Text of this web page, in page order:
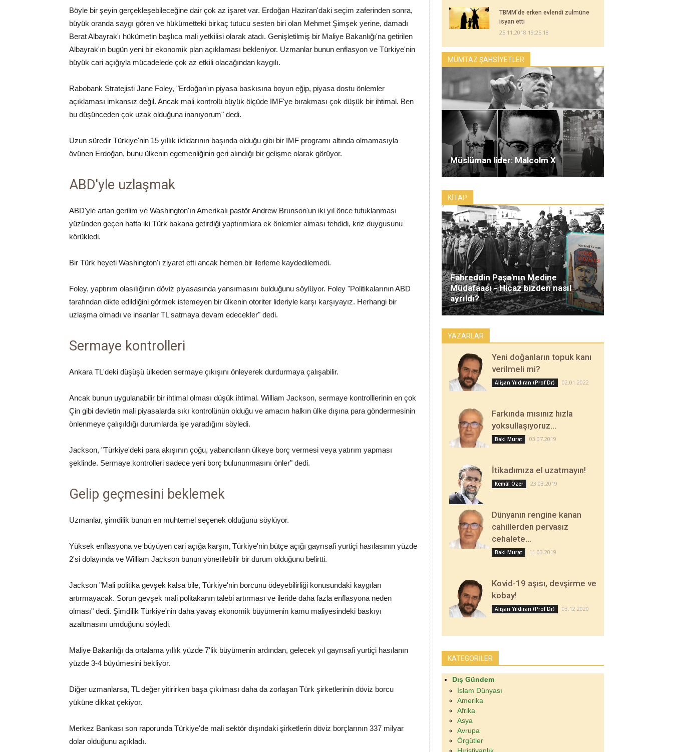
Böyle bir şeyin gerçekleşebileceğine dair çok az işaret var. Erdoğan Haziran'daki seçim zaferinden sonra,
büyük oranda saygı gören ve hükümetteki birkaç tutucu sesten biri olan Mehmet Şimşek yerine, damadı
Berat Albayrak'ı hükümetin başlıca mali yetkilisi olarak atadı. Genişletilmiş bir Maliye Bakanlığı'na getirilen
Albayrak'ın bugün yeni bir ekonomik plan açıklaması bekleniyor. Uzmanlar bunun enflasyon ve Türkiye'nin
büyük cari açığıyla mücadelede çok az etkili olacağından kaygılı.
Rabobank Stratejisti Jane Foley, "Erdoğan'ın piyasa baskısına boyun eğip, piyasa dostu önlemler
açıklaması imkansız değil. Ancak mali kontrolü büyük ölçüde IMF'ye bırakması çok düşük bir ihtimal. Ben
bu düşünceden çok uzak olduğuna inanıyorum" dedi.
Uzun süredir Türkiye'nin 15 yıllık iktidarının başında olduğu gibi bir IMF programı altında olmamasıyla
övünen Erdoğan, bunu ülkenin egemenliğinin geri alındığı bir gelişme olarak görüyor.
ABD'yle uzlaşmak
ABD'yle artan gerilim ve Washington'ın Amerikalı pastör Andrew Brunson'un iki yıl önce tutuklanması
yüzünden geçen hafta iki Türk bakana getirdiği yaptırımlara ek önlemler alması tehdidi, kriz duygusunu
körükledi.
Bir Türk heyeti Washington'ı ziyaret etti ancak hemen bir ilerleme kaydedilemedi.
Foley, yaptırım olasılığının döviz piyasasında yansımasını bulduğunu söylüyor. Foley "Politikalarının ABD
tarafından dikte edildiğini görmek istemeyen bir ülkenin otoriter lideriyle karşı karşıyayız. Herhangi bir
uzlaşma olmadı ve insanlar TL satmaya devam edecekler" dedi.
Sermaye kontrolleri
Ankara TL'deki düşüşü ülkeden sermaye çıkışını önleyerek durdurmaya çalışabilir.
Ancak bunun uygulanabilir bir ihtimal olması düşük ihtimal. William Jackson, sermaye kontrolllerinin en çok
Çin gibi devletin mali piyasalarda sıkı kontrolünün olduğu ve amacın halkın ülke dışına para göndermesinin
önlenmeye çalışıldığı durumlarda işe yaradığını söyledi.
Jackson, "Türkiye'deki para akışının çoğu, yabancıların ülkeye borç vermesi veya yatırım yapması
şeklinde. Sermaye kontrolleri sadece yeni borç bulununmasını önler" dedi.
Gelip geçmesini beklemek
Uzmanlar, şimdilik bunun en muhtemel seçenek olduğunu söylüyor.
Yüksek enflasyona ve büyüyen cari açığa karşın, Türkiye'nin bütçe açığı gayrısafi yurtiçi hasılasının yüzde
2'si dolayında ve William Jackson bunun yönetilebilir bir durum olduğunu belirtti.
Jackson "Mali politika gevşek kalsa bile, Türkiye'nin borcunu ödeyebilirliği konusundaki kaygıları
artırmayacak. Sorun gevşek mali politakanın talebi artırması ve ileride daha fazla enflasyona neden
olması" dedi. Şimdilik Türkiye'nin daha yavaş ekonomik büyümenin kamu maliyesindeki baskıyı
azaltmasını umduğunu söyledi.
Maliye Bakanlığı da ortalama yıllık yüzde 7'lik büyümenin ardından, gelecek yıl gayrısafi yurtiçi hasılanın
yüzde 3-4 büyümesini bekliyor.
Diğer uzmanlarsa, TL değer yitirirken başa çıkılması daha da zorlaşan Türk şirketlerinin döviz borcu
yüküne dikkat çekiyor.
Merkez Bankası son raporunda Türkiye'de mali sektör dışındaki şirketlerin döviz borçlarının 337 milyar
dolar olduğunu açıkladı.
TBMM'de erken evlendi zulmüne
isyan etti
25.11.2018 19:25:18
MÜMTAZ ŞAHSİYETLER
Müslüman lider: Malcolm X
KİTAP
Fahreddin Paşa'nın Medine
Müdafaası - Hicaz bizden nasıl
ayrıldı?
YAZARLAR
Yeni doğanların topuk kanı
verilmeli mi?
Alişan Yıldıran (Prof Dr) 02.01.2022
Farkında mısınız hızla
yoksullaşıyoruz…
Baki Murat 03.07.2019
İtikadımıza el uzatmayın!
Kemâl Özer 23.03.2019
Dünyanın rengine kanan
cahillerden pervasız
cehalete…
Baki Murat 11.03.2019
Kovid-19 aşısı, devşirme ve
kobay!
Alişan Yıldıran (Prof Dr) 03.12.2020
KATEGORİLER
Dış Gündem
İslam Dünyası
Amerika
Afrika
Asya
Avrupa
Örgütler